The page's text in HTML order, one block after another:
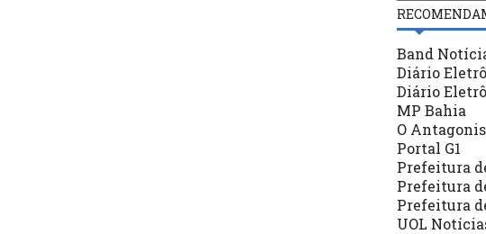
Band
Diário
Diário
MP Bahia
O
Portal G1
Prefeitura
Prefeitura
Prefeitura
UOL